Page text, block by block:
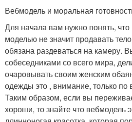
Вебмодель и моральная
Для начала вам нужно понять, что
моделью не значит продавать
обязана раздеваться на камеру.
собеседниками со всего мира,
очаровывать своим женским
одежды это , внимание, только
Таким образом, если вы
хороши, то знайте что вебмодель